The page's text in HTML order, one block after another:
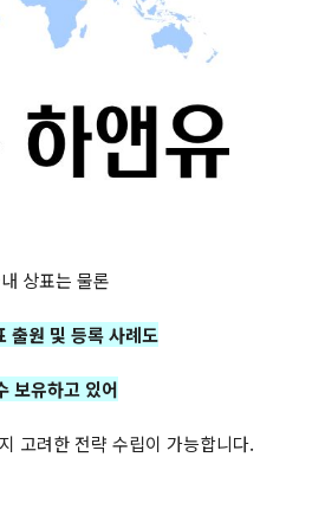
상표는 물론
출원 및 등록 사례도
보유하고 있어
고려한 전략 수립이 가능합니다.